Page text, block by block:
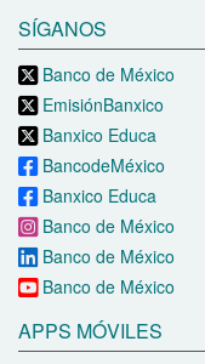
SÍGANOS
Banco de México
EmisiónBanxico
Banxico Educa
BancodeMéxico
Banxico Educa
Banco de México
Banco de México
Banco de México
APPS MÓVILES